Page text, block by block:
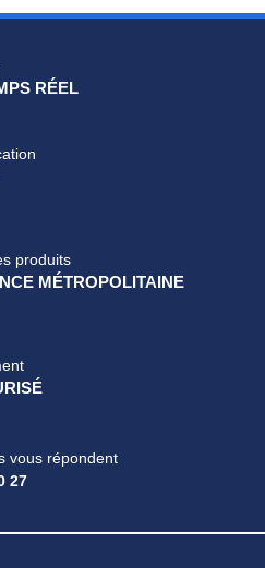
RÉEL
produits
MÉTROPOLITAINE
vous répondent
27